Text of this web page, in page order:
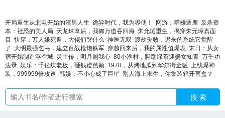
开局重生从北电开始的渣男人生 诡异时代，我为界使！ 网游：群雄逐鹿 反杀资
本：社恐的美人局 天龙珠拿后，我御万道吞四海 朱允熥重生，揭穿朱元璋真面
目
快穿：万人嫌死遁，大佬们哭什么 神医无双 渡劫失败，迟来的系统它觉醒
了
大明最强乞丐，建立百战枪炮铁军 穿越回来后，我的属性值爆表 末日：从女
宿开始制造浮空城 灵主传：明月照我心 80小渔村，脚踹绿茶迎娶女知青 万千功
法录 娱乐：千亿煤老板，砸钱蜜芭颖 1978，从烤地瓜到华尔街金融 上线爆神
装，999999倍攻速 韩娱：不小心成了巨星 别人海上求生，你集装箱开盲盒？
搜 索